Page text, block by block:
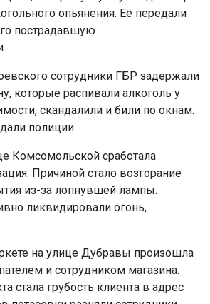
Комсомольской сработала
Причиной стало возгорание
из-за лопнувшей лампы.
ликвидировали огонь,
на улице Дубравы произошла
и сотрудником магазина.
стала грубость клиента в адрес
потасовки разняли сотрудники
полицию и скорую помощь.
7, бойцы ГБР вместе с
вооружённого мужчину, который
ребёнка. Нарушителя
полиции.
жительница Новосибирскаупала с